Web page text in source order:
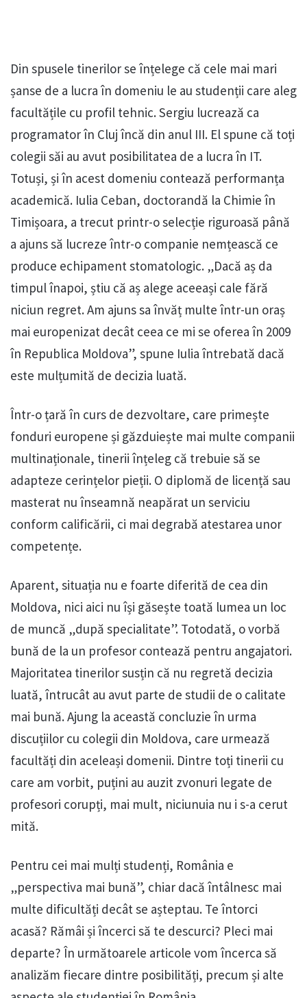
Din spusele tinerilor se înțelege că cele mai mari
șanse de a lucra în domeniu le au studenții care aleg
facultățile cu profil tehnic. Sergiu lucrează ca
programator în Cluj încă din anul III. El spune că toți
colegii săi au avut posibilitatea de a lucra în IT.
Totuși, și în acest domeniu contează performanța
academică. Iulia Ceban, doctorandă la Chimie în
Timișoara, a trecut printr-o selecție riguroasă până
a ajuns să lucreze într-o companie nemțească ce
produce echipament stomatologic. „Dacă aș da
timpul înapoi, știu că aș alege aceeași cale fără
niciun regret. Am ajuns sa învăț multe într-un oraș
mai europenizat decât ceea ce mi se oferea în 2009
în Republica Moldova”, spune Iulia întrebată dacă
este mulțumită de decizia luată.
Într-o țară în curs de dezvoltare, care primește
fonduri europene și găzduiește mai multe companii
multinaționale, tinerii înțeleg că trebuie să se
adapteze cerințelor pieții. O diplomă de licență sau
masterat nu înseamnă neapărat un serviciu
conform calificării, ci mai degrabă atestarea unor
competențe.
Aparent, situația nu e foarte diferită de cea din
Moldova, nici aici nu își găsește toată lumea un loc
de muncă „după specialitate”. Totodată, o vorbă
bună de la un profesor contează pentru angajatori.
Majoritatea tinerilor susțin că nu regretă decizia
luată, întrucât au avut parte de studii de o calitate
mai bună. Ajung la această concluzie în urma
discuțiilor cu colegii din Moldova, care urmează
facultăți din aceleași domenii. Dintre toți tinerii cu
care am vorbit, puțini au auzit zvonuri legate de
profesori corupți, mai mult, niciunuia nu i s-a cerut
mită.
Pentru cei mai mulți studenți, România e
„perspectiva mai bună”, chiar dacă întâlnesc mai
multe dificultăți decât se așteptau. Te întorci
acasă? Rămâi și încerci să te descurci? Pleci mai
departe? În următoarele articole vom încerca să
analizăm fiecare dintre posibilități, precum și alte